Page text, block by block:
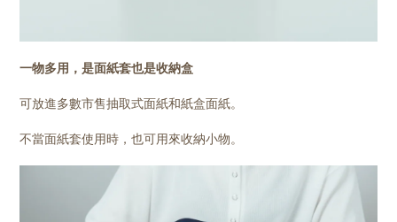
一物多用，是面紙套也是收納盒
可放進多數市售抽取式面紙和紙盒面紙。
不當面紙套使用時，也可用來收納小物。